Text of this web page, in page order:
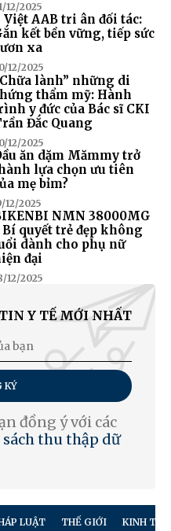
12/2025
Việt AAB tri ân đối tác:
kết bền vững, tiếp sức
xa
12/2025
lành” những di
thẩm mỹ: Hành
y đức của Bác sĩ CKI
Đắc Quang
12/2025
ăn dặm Mămmy trở
lựa chọn ưu tiên
mẹ bỉm?
12/2025
NMN 38000MG
quyết trẻ đẹp không
dành cho phụ nữ
đại
12/2025
Y TẾ MỚI NHẤT
KÝ
đồng ý với các
thu thập dữ
LUẬT THẾ GIỚI KINH TẾ